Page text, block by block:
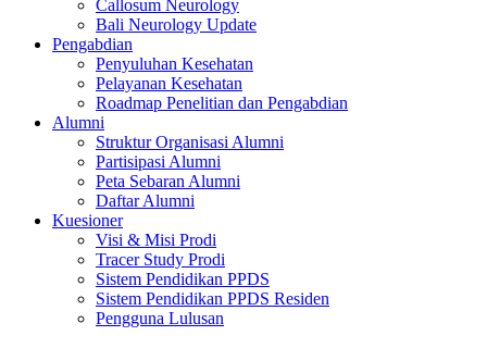
Callosum Neurology
Bali Neurology Update
Pengabdian
Penyuluhan Kesehatan
Pelayanan Kesehatan
Roadmap Penelitian dan Pengabdian
Alumni
Struktur Organisasi Alumni
Partisipasi Alumni
Peta Sebaran Alumni
Daftar Alumni
Kuesioner
Visi & Misi Prodi
Tracer Study Prodi
Sistem Pendidikan PPDS
Sistem Pendidikan PPDS Residen
Pengguna Lulusan